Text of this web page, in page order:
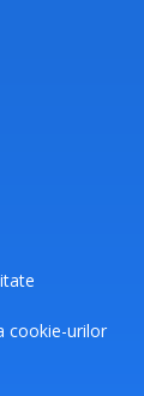
cookie-urilor